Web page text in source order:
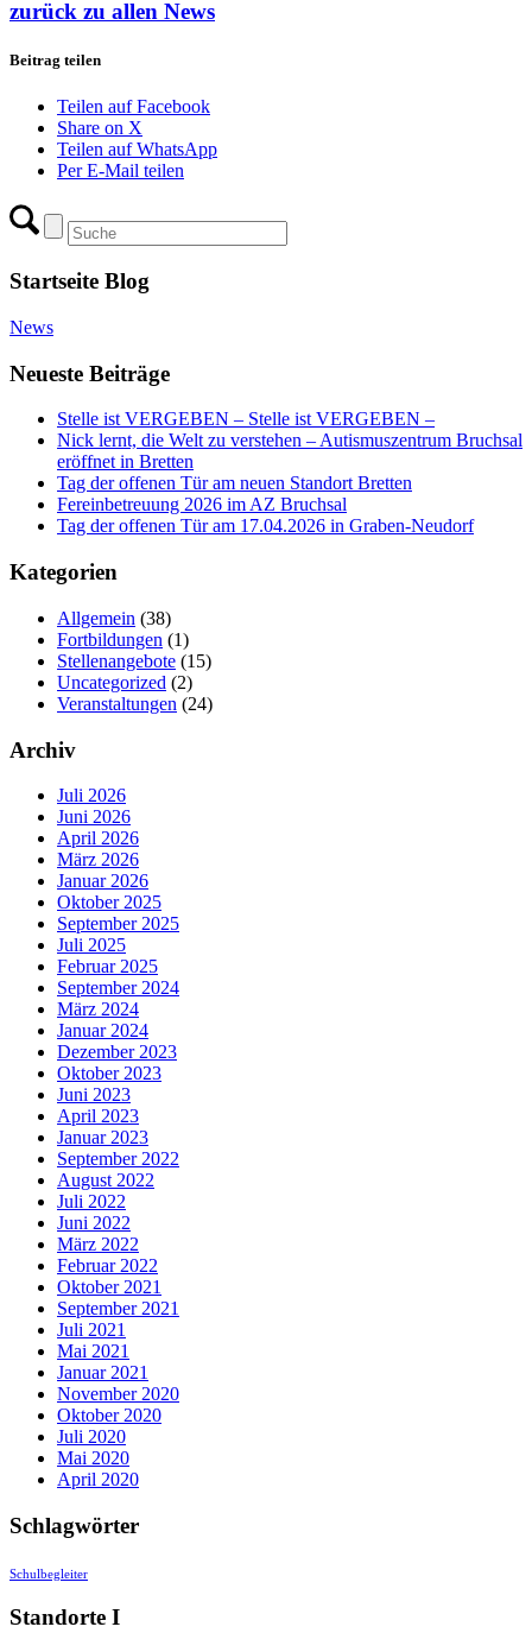
zurück zu allen News
Beitrag teilen
Teilen auf Facebook
Share on X
Teilen auf WhatsApp
Per E-Mail teilen
Startseite Blog
News
Neueste Beiträge
Stelle ist VERGEBEN – Stelle ist VERGEBEN –
Nick lernt, die Welt zu verstehen – Autismuszentrum Bruchsal
eröffnet in Bretten
Tag der offenen Tür am neuen Standort Bretten
Fereinbetreuung 2026 im AZ Bruchsal
Tag der offenen Tür am 17.04.2026 in Graben-Neudorf
Kategorien
Allgemein (38)
Fortbildungen (1)
Stellenangebote (15)
Uncategorized (2)
Veranstaltungen (24)
Archiv
Juli 2026
Juni 2026
April 2026
März 2026
Januar 2026
Oktober 2025
September 2025
Juli 2025
Februar 2025
September 2024
März 2024
Januar 2024
Dezember 2023
Oktober 2023
Juni 2023
April 2023
Januar 2023
September 2022
August 2022
Juli 2022
Juni 2022
März 2022
Februar 2022
Oktober 2021
September 2021
Juli 2021
Mai 2021
Januar 2021
November 2020
Oktober 2020
Juli 2020
Mai 2020
April 2020
Schlagwörter
Schulbegleiter
Standorte I